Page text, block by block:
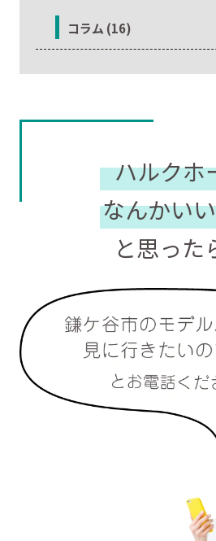
コラム (16)
ハルクホ
なんかい
と思った